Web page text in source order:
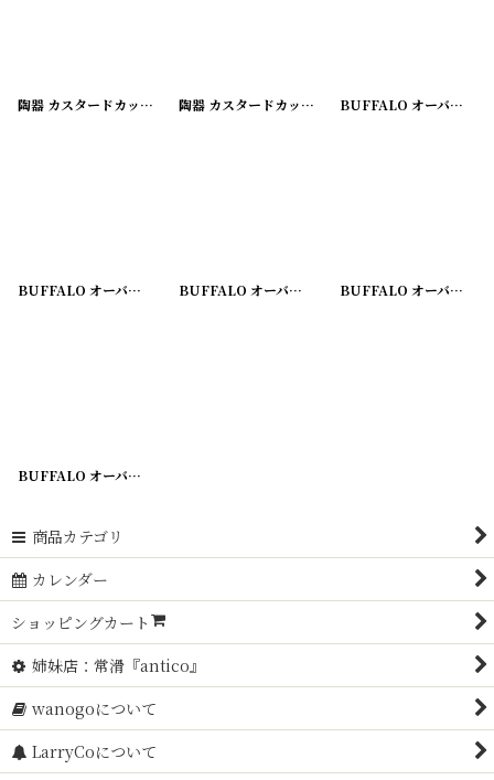
陶器 カスタードカップ 180227-03] 陶器 カスタードカップ 180227-04] BUFFALO オーバル プレート 皿
BUFFALO オーバル プレート 皿 [180620-05]
BUFFALO オーバル プレート 皿 [180620-04]
BUFFALO オーバル プレート 皿
BUFFALO オーバル プレート 皿
商品カテゴリ
カレンダー
ショッピングカート
姉妹店：常滑『antico』
wanogoについて
LarryCoについて